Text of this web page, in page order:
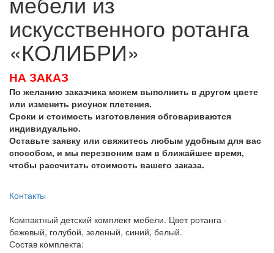
искусственного ротанга
«КОЛИБРИ»
НА ЗАКАЗ
По желанию заказчика можем выполнить в другом цвете
или изменить рисунок плетения.
Сроки и стоимость изготовления обговариваются
индивидуально.
Оставьте заявку или свяжитесь любым удобным для вас
способом, и мы перезвоним вам в ближайшее время,
чтобы рассчитать стоимость вашего заказа.
Контакты
Компактный детский комплект мебели. Цвет ротанга -
бежевый, голубой, зеленый, синий, белый.
Состав комплекта: